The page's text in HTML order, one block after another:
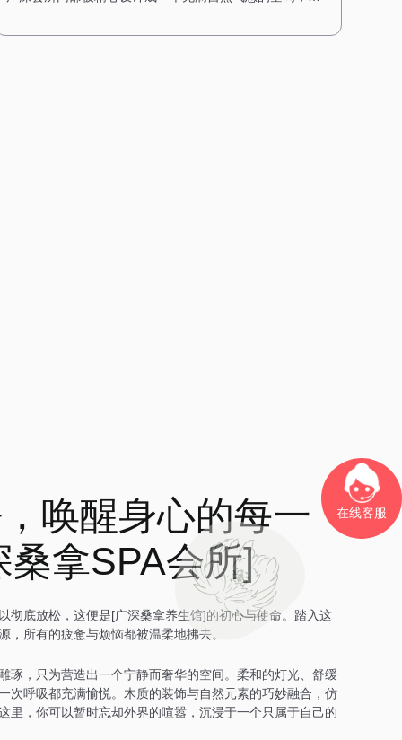
在线客服
壁上挂着森林主题的画作，搭配柔和的灯光，营造出一种
唤醒身心的每一
拿SPA会所]
彻底放松，这便是[广深桑拿养生馆]的初心与使命。踏入这
，所有的疲惫与烦恼都被温柔地拂去。
琢，只为营造出一个宁静而奢华的空间。柔和的灯光、舒缓
次呼吸都充满愉悦。木质的装饰与自然元素的巧妙融合，仿
里，你可以暂时忘却外界的喧嚣，沉浸于一个只属于自己的